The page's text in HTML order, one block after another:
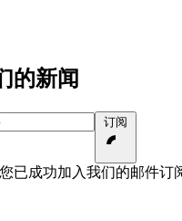
的新闻
已成功加入我们的邮件订